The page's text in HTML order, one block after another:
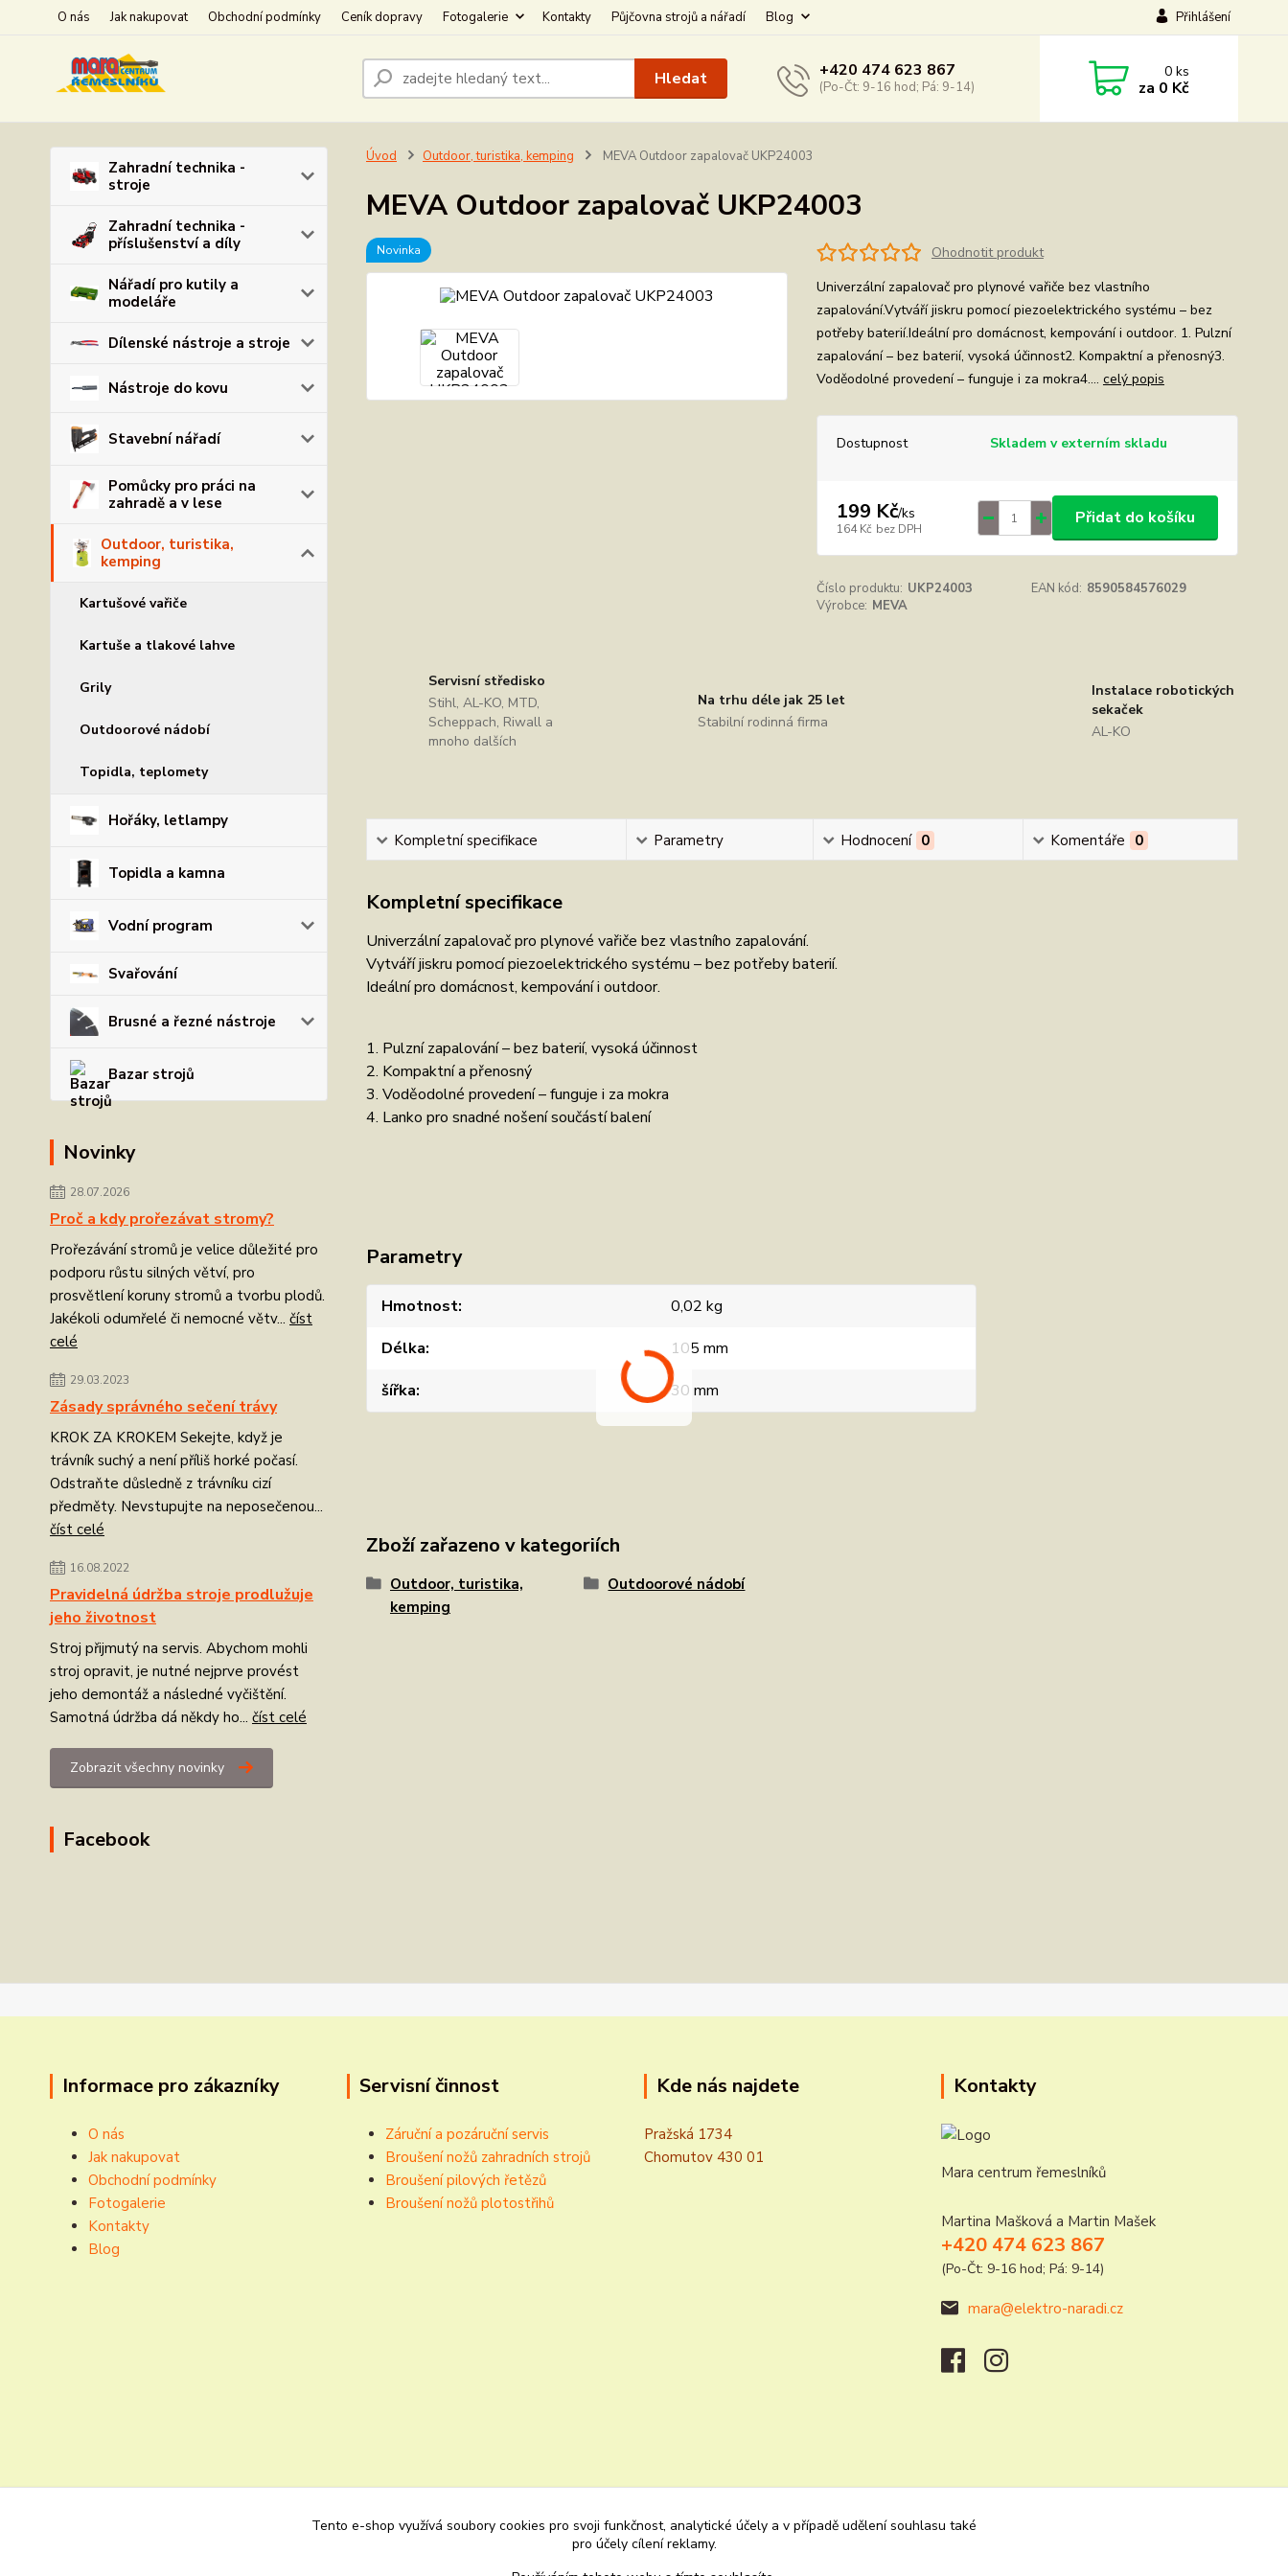
O nás Jak nakupovat Obchodní podmínky Ceník dopravy Fotogalerie Kontakty Půjčovna strojů a nářadí Blog Přihlášení
Hledat +420 474 623 867
(Po-Čt: 9-16 hod; Pá: 9-14)
0ks
za 0 Kč
Zahradní technika -
stroje
Zahradní technika -
příslušenství a díly
Nářadí pro kutily a
modeláře
Dílenské nástroje a stroje
Nástroje do kovu
Stavební nářadí
Pomůcky pro práci na
zahradě a v lese
Outdoor, turistika,
kemping
Kartušové vařiče
Kartuše a tlakové lahve
Grily
Outdoorové nádobí
Topidla, teplomety
Hořáky, letlampy
Topidla a kamna
Vodní program
Svařování
Brusné a řezné nástroje
Bazar strojů
Novinky
28.07.2026
Proč a kdy prořezávat stromy?
Prořezávání stromů je velice důležité pro
podporu růstu silných větví, pro
prosvětlení koruny stromů a tvorbu plodů.
Jakékoli odumřelé či nemocné větv... číst
celé
29.03.2023
Zásady správného sečení trávy
KROK ZA KROKEM Sekejte, když je
trávník suchý a není příliš horké počasí.
Odstraňte důsledně z trávníku cizí
předměty. Nevstupujte na neposečenou...
číst celé
16.08.2022
Pravidelná údržba stroje prodlužuje
jeho životnost
Stroj přijmutý na servis. Abychom mohli
stroj opravit, je nutné nejprve provést
jeho demontáž a následné vyčištění.
Samotná údržba dá někdy ho... číst celé
Zobrazit všechny novinky
Facebook
Úvod Outdoor, turistika, kemping MEVA Outdoor zapalovač UKP24003
MEVA Outdoor zapalovač UKP24003
Novinka
Ohodnotit produkt
Univerzální zapalovač pro plynové vařiče bez vlastního
zapalování.Vytváří jiskru pomocí piezoelektrického systému – bez
potřeby baterií.Ideální pro domácnost, kempování i outdoor. 1. Pulzní
zapalování – bez baterií, vysoká účinnost2. Kompaktní a přenosný3.
Voděodolné provedení – funguje i za mokra4.... celý popis
Dostupnost Skladem v externím skladu
199 Kč/ks
164 Kč bez DPH
Přidat do košíku
Číslo produktu: UKP24003 EAN kód: 8590584576029
Výrobce: MEVA
Servisní středisko
Stihl, AL-KO, MTD,
Scheppach, Riwall a
mnoho dalších
Na trhu déle jak 25 let
Stabilní rodinná firma
Instalace robotických
sekaček
AL-KO
Kompletní specifikace Parametry Hodnocení 0 Komentáře 0
Kompletní specifikace
Univerzální zapalovač pro plynové vařiče bez vlastního zapalování.
Vytváří jiskru pomocí piezoelektrického systému – bez potřeby baterií.
Ideální pro domácnost, kempování i outdoor.
1. Pulzní zapalování – bez baterií, vysoká účinnost
2. Kompaktní a přenosný
3. Voděodolné provedení – funguje i za mokra
4. Lanko pro snadné nošení součástí balení
Parametry
Hmotnost
0,02 kg
Délka
105 mm
šířka
30 mm
Zboží zařazeno v kategoriích
Outdoor, turistika,
kemping
Outdoorové nádobí
Informace pro zákazníky
O nás
Jak nakupovat
Obchodní podmínky
Fotogalerie
Kontakty
Blog
Servisní činnost
Záruční a pozáruční servis
Broušení nožů zahradních strojů
Broušení pilových řetězů
Broušení nožů plotostřihů
Kde nás najdete
Pražská 1734
Chomutov 430 01
Kontakty
Mara centrum řemeslníků
Martina Mašková a Martin Mašek
+420 474 623 867
(Po-Čt: 9-16 hod; Pá: 9-14)
mara@elektro-naradi.cz
Tento e-shop využívá soubory cookies pro svoji funkčnost, analytické účely a v případě udělení souhlasu také
pro účely cílení reklamy.